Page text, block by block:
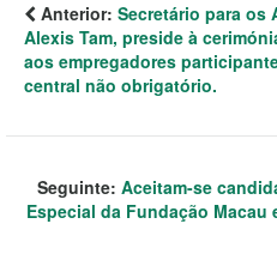
Anterior: Secretário para os
Alexis Tam, preside à
aos empregadores
central não obrigatório.
Seguinte: Aceitam-se
Especial da Fundação